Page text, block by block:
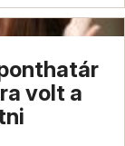
volt a